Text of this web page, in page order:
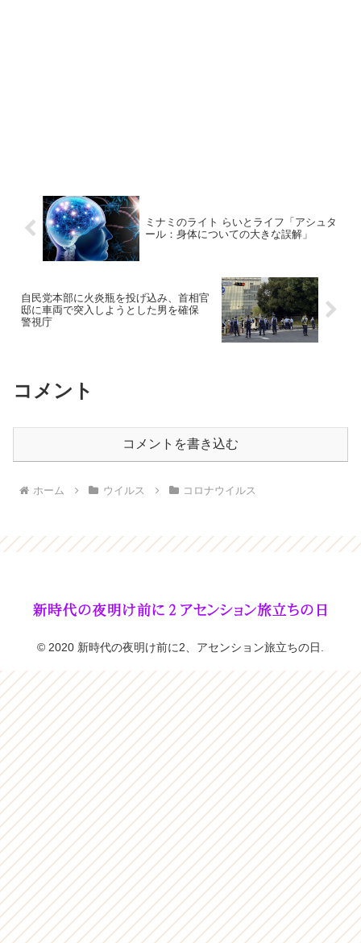
ミナミのライト らいとライフ「アシュタ
ール：身体についての大きな誤解」
自民党本部に火炎瓶を投げ込み、首相官
邸に車両で突入しようとした男を確保
警視庁
コメント
コメントを書き込む
ホーム ウイルス コロナウイルス
© 2020 新時代の夜明け前に2、アセンション旅立ちの日.